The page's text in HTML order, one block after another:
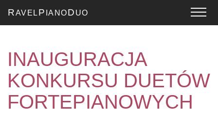
RAVEL P IANOD UO
INAUGURACJA
KONKURSU DUETÓW
FORTEPIANOWYCH